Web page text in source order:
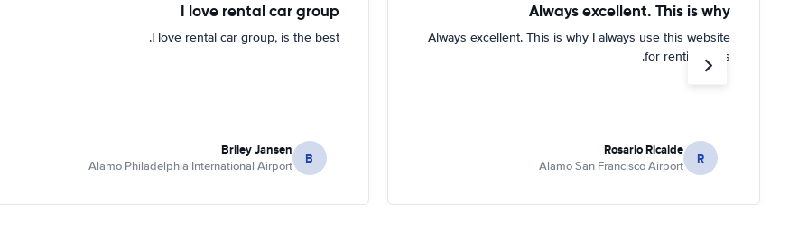
Always excellent. This is why
Always excellent. This is why I always use this website
for renting cars.
R
Rosario Ricalde
Alamo San Francisco Airport
I love rental car group
I love rental car group, is the best.
B
Briley Jansen
Alamo Philadelphia International Airport